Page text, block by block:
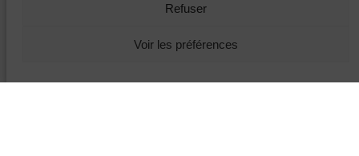
Refuser
Voir les préférences
Conférences populaires